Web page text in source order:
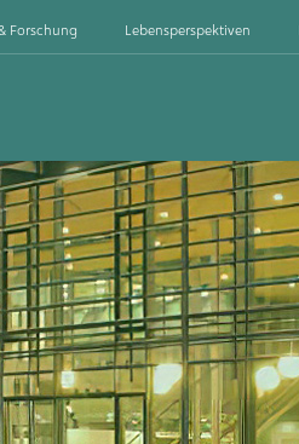
Forschung Lebensperspektiven